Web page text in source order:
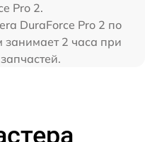
Pro 2.
DuraForce Pro 2 по
занимает 2 часа при